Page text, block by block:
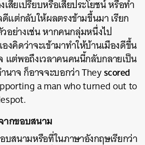
เสียเปรียบหรือเสียประโยชน์ หรือทำ
แต่กลับให้ผลตรงข้ามขึ้นมา เรียก
อย่างเช่น หากคนกลุ่มหนึ่งไป
คิดว่าจะเข้ามาทำให้บ้านเมืองดีขึ้น
แต่พอถึงเวลาคนคนนี้กลับกลายเป็น
นาจ ก็อาจจะบอกว่า Theyscored
a man who turned out to
ากขอบสนาม
บสนามหรือที่ในภาษาอังกฤษเรียกว่า